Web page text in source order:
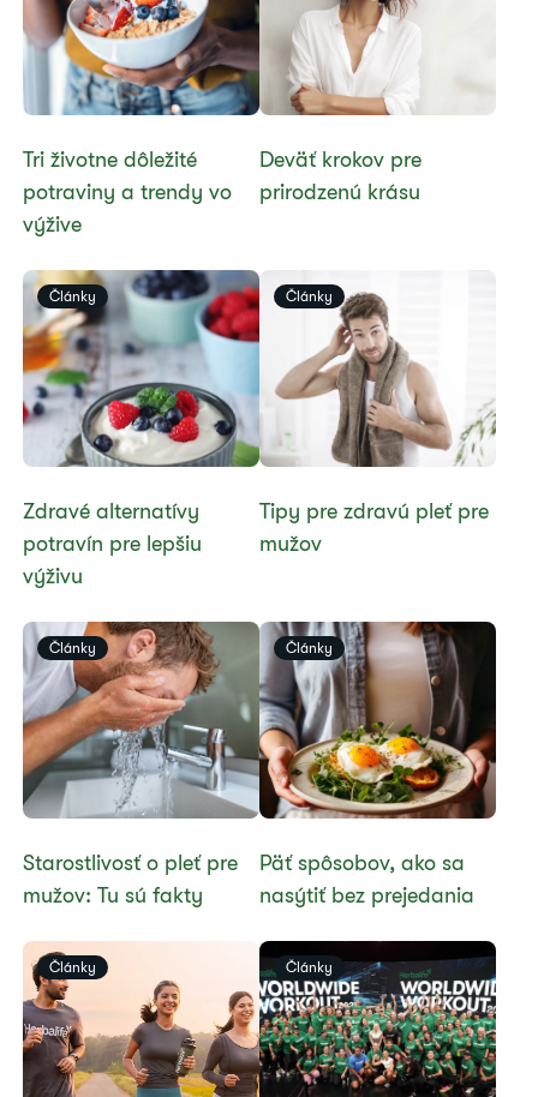
​Tri životne dôležité
potraviny a trendy vo
výžive
​Deväť krokov pre
prirodzenú krásu
Články
Zdravé alternatívy
potravín pre lepšiu
výživu
Články
Tipy pre zdravú pleť pre
mužov
Články
​Starostlivosť o pleť pre
mužov: Tu sú fakty
Články
​Päť spôsobov, ako sa
nasýtiť bez prejedania
Články Články